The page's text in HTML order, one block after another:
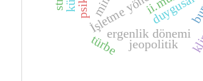
ergenlik dönemi
jeopolitik
türbe